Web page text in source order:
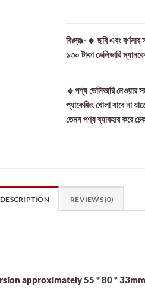
বিঃদ্রঃ-🔸 ছবি এবং
১৩০ টাকা ডেলিভারি
🔹পণ্য ডেলিভারি নেওয়ার
প্যাকেজিং খোলা যাবে না
তেমন পণ্য ব্যাবহার করে
DESCRIPTION REVIEWS (0)
approximately 55 * 80 * 33mm